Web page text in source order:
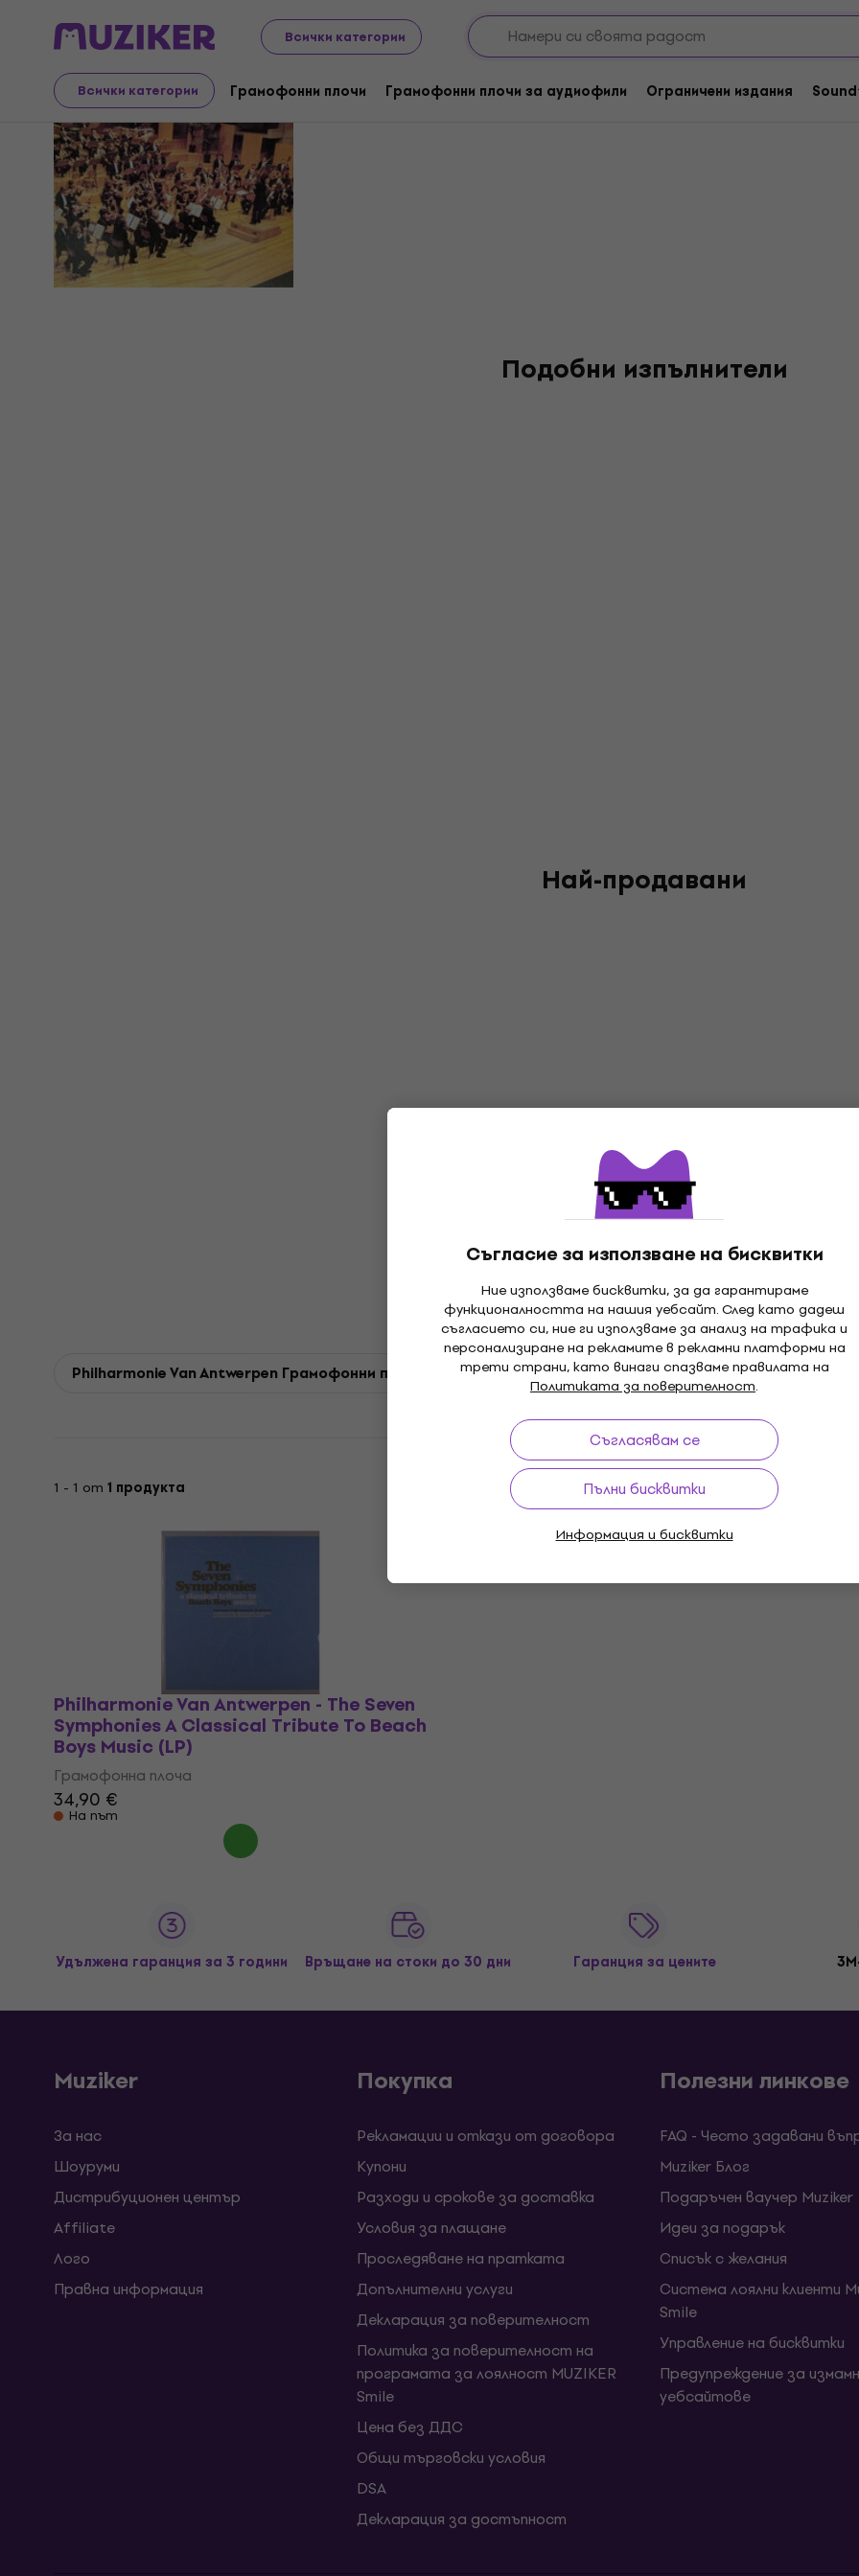
Всички категории
Всички категории Грамофонни плочи Грамофонни плочи за аудиофили Ограничени издания
Съгласие за използване на бисквитки
Ние използваме бисквитки, за да гарантираме
функционалността на нашия уебсайт. След като дадеш
съгласието си, ние ги използваме за анализ на трафика и
персонализиране на рекламите в рекламни платформи на
трети страни, като винаги спазваме правилата на
Политиката за поверителност.
Съгласявам се
Пълни бисквитки
Информация и бисквитки
Philharmonie Van Antwerpen
Подобни изпълнители
Най-продавани
Philharmonie Van Antwerpen Грамофонни плочи
1 - 1 от 1 продукта
Philharmonie Van Antwerpen - The Seven
Symphonies A Classical Tribute To Beach
Boys Music (LP)
Грамофонна плоча
34,90 €
На път
Удължена гаранция за 3 години Връщане на стоки до 30 дни Гаранция за цените
Muziker
За нас
Шоуруми
Дистрибуционен център
Affiliate
Лого
Правна информация
Покупка
Рекламации и откази от договора
Kупони
Разходи и срокове за доставка
Условия за плащане
Проследяване на пратката
Допълнителни услуги
Декларация за поверителност
Политика за поверителност на
програмата за лоялност MUZIKER
Smile
Цена без ДДС
Общи търговски условия
DSA
Декларация за достъпност
Полезни линкове
FAQ - Често задавани
Muziker Блог
Подаръчен ваучер Muziker
Идеи за подарък
Списък с желания
Система лоялни клиенти
Smile
Управление на бисквитки
Предупреждение за
уебсайтове